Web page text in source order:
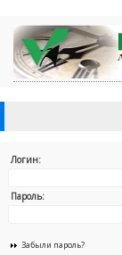
Логин:
Пароль:
Забыли пароль?